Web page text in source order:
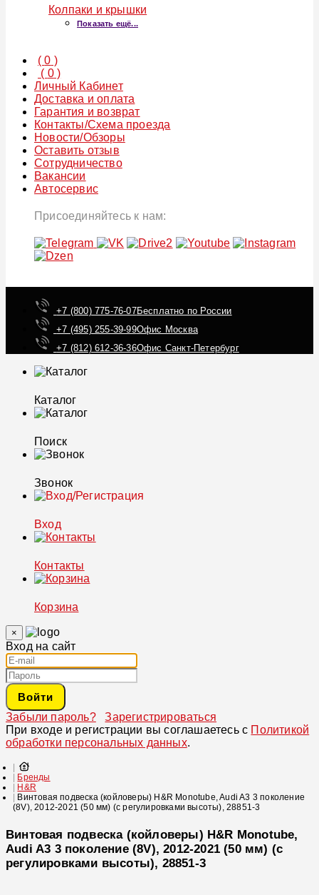
Колпаки и крышки
Показать ещё...
(0 )
( 0)
Личный Кабинет
Доставка и оплата
Гарантия и возврат
Контакты/Схема проезда
Новости/Обзоры
Оставить отзыв
Сотрудничество
Вакансии
Автосервис
Присоединяйтесь к нам:
+7 (800) 775-76-07Бесплатно по России
+7 (495) 255-39-99Офис Москва
+7 (812) 612-36-36Офис Санкт-Петербург
Каталог
Поиск
Звонок
Вход
Контакты
Корзина
×
Вход на сайт
Войти
Забыли пароль?
Зарегистрироваться
При входе и регистрации вы соглашаетесь с Политикой
обработки персональных данных.
Бренды
H&R
Винтовая подвеска (койловеры) H&R Monotube, Audi A3 3 поколение
(8V), 2012-2021 (50 мм) (с регулировками высоты), 28851-3
Винтовая подвеска (койловеры) H&R Monotube,
Audi A3 3 поколение (8V), 2012-2021 (50 мм) (с
регулировками высоты), 28851-3